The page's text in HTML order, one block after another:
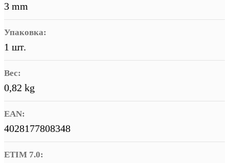
3 mm
Упаковка:
1 шт.
Вес:
0,82 kg
EAN:
4028177808348
ETIM 7.0: